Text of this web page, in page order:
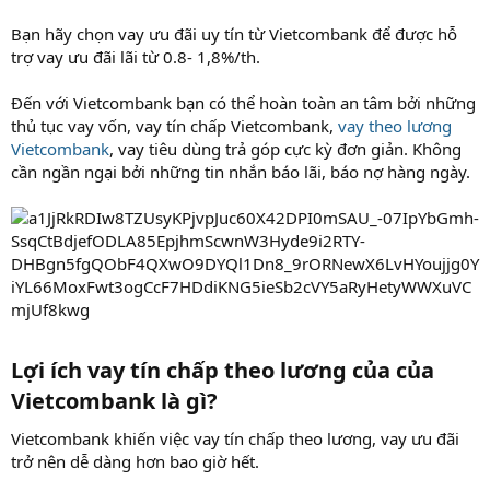
Bạn hãy chọn vay ưu đãi uy tín từ Vietcombank để được hỗ
trợ vay ưu đãi lãi từ 0.8- 1,8%/th.
Đến với Vietcombank bạn có thể hoàn toàn an tâm bởi những
thủ tục vay vốn, vay tín chấp Vietcombank, vay theo lương
Vietcombank, vay tiêu dùng trả góp cực kỳ đơn giản. Không
cần ngần ngại bởi những tin nhắn báo lãi, báo nợ hàng ngày.
Lợi ích vay tín chấp theo lương của của
Vietcombank là gì?​
Vietcombank khiến việc vay tín chấp theo lương, vay ưu đãi
trở nên dễ dàng hơn bao giờ hết.